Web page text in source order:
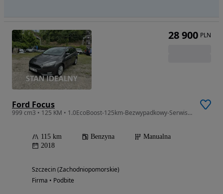
Ford Focus
999 cm3 • 125 KM • 1.0EcoBoost-125km-Bezwypadkowy-Serwisowany-Nawigacja-Klima-PDC-Kompute
115 km Benzyna
Manualna
2018
Szczecin (Zachodniopomorskie)
Firma • Podbite
28 900 PLN